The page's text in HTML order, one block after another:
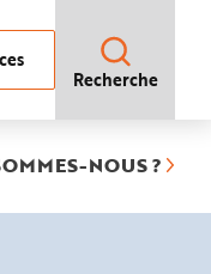
Recherche
NOUS ?